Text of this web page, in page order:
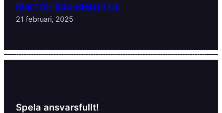
Klart för åttondelar i CL
21 februari, 2025
Spela ansvarsfullt!